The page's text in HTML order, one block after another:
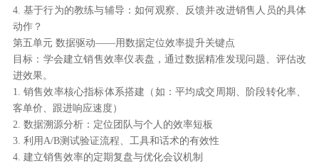
4. 基于行为的教练与辅导：如何观察、反馈并改进销售人员的具体
动作？
第五单元 数据驱动——用数据定位效率提升关键点
目标：学会建立销售效率仪表盘，通过数据精准发现问题、评估改
进效果。
1. 销售效率核心指标体系搭建（如：平均成交周期、阶段转化率、
客单价、跟进响应速度）
2. 数据溯源分析：定位团队与个人的效率短板
3. 利用A/B测试验证流程、工具和话术的有效性
4. 建立销售效率的定期复盘与优化会议机制